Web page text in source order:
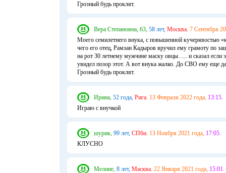
Грозный будь проклят.
Вера Степановна, 63, 58 лет, Москва. 7 Сентября
Моего семилетнего внука, с повышенной кучерявостью
чего его отец, Рамзан Кадыров вручил ему грамоту по
на рот 30 летнему мужчине маску овцы….. и сказал
увидел позор этот. А вот внука жалко. До СВО ему еще
Грозный будь проклят.
Ирина, 52 года, Рига. 13 Февраля 2022 года, 13:15.
Играю с внучкой
шурик, 99 лет, СПби. 13 Ноября 2021 года, 17:05.
КЛУСНО
Мелине, 8 лет, Масква. 22 Января 2021 года, 15:01.